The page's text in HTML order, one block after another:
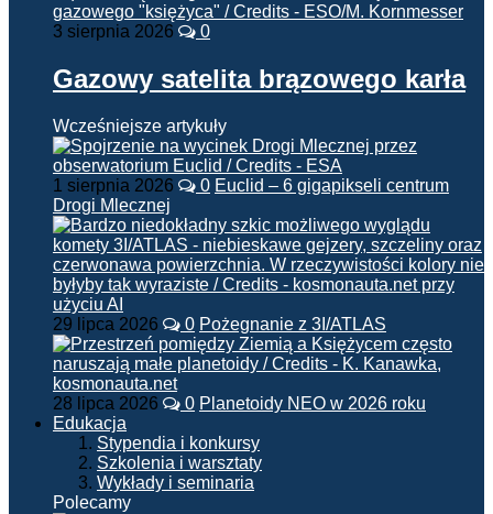
3 sierpnia 2026 0
Gazowy satelita brązowego karła
Wcześniejsze artykuły
1 sierpnia 2026 0 Euclid – 6 gigapikseli centrum
Drogi Mlecznej
29 lipca 2026 0 Pożegnanie z 3I/ATLAS
28 lipca 2026 0 Planetoidy NEO w 2026 roku
Edukacja
Stypendia i konkursy
Szkolenia i warsztaty
Wykłady i seminaria
Polecamy